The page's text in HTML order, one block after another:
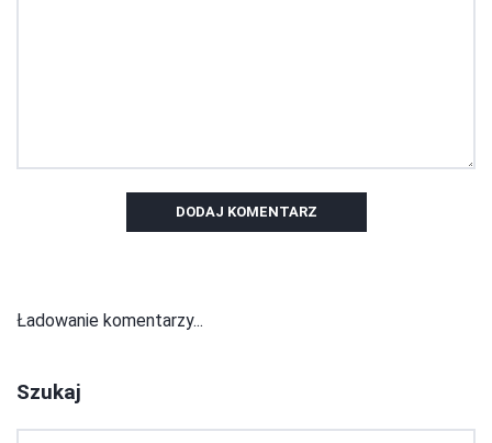
DODAJ KOMENTARZ
Ładowanie komentarzy...
Szukaj